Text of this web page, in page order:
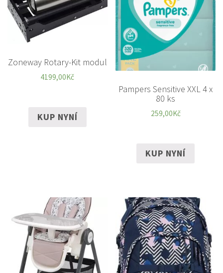
Zoneway Rotary-Kit modul
4199,00Kč
KUP NYNÍ
Pampers Sensitive XXL 4 x
80 ks
259,00Kč
KUP NYNÍ